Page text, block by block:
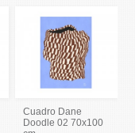
Cuadro Dane
Doodle 02 70x100